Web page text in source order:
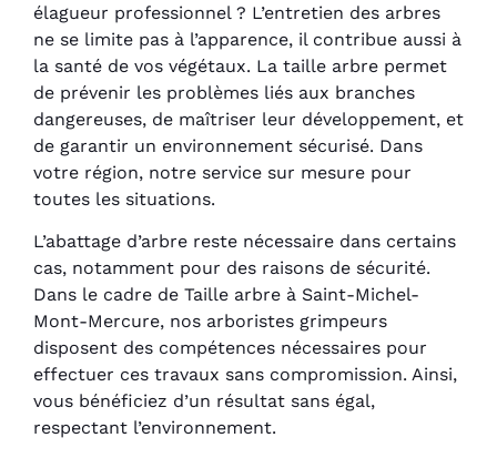
élagueur professionnel ? L’entretien des arbres
ne se limite pas à l’apparence, il contribue aussi à
la santé de vos végétaux. La taille arbre permet
de prévenir les problèmes liés aux branches
dangereuses, de maîtriser leur développement, et
de garantir un environnement sécurisé. Dans
votre région, notre service sur mesure pour
toutes les situations.
L’abattage d’arbre reste nécessaire dans certains
cas, notamment pour des raisons de sécurité.
Dans le cadre de Taille arbre à Saint-Michel-
Mont-Mercure, nos arboristes grimpeurs
disposent des compétences nécessaires pour
effectuer ces travaux sans compromission. Ainsi,
vous bénéficiez d’un résultat sans égal,
respectant l’environnement.